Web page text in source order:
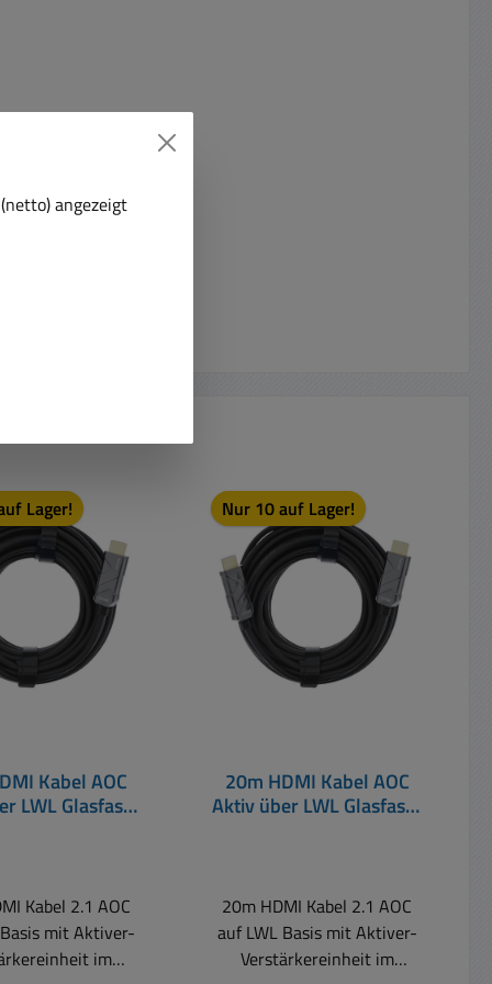
Lager!
Kabel AOC
LWL Glasfaser
Kabel 2.1 AOC
mit Aktiver-
im
Nur 10 auf Lager!
20m HDMI Kabel AOC
Aktiv über LWL Glasfaser
20m HDMI Kabel 2.1 AOC
auf LWL Basis mit Aktiver-
Verstärkereinheit im
angezeigt